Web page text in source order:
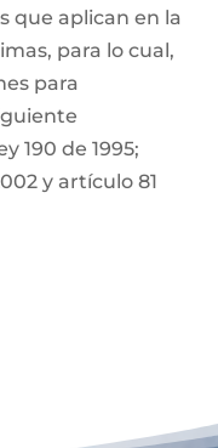
que aplican en la
para lo cual,
para
190 de 1995;
y artículo 81